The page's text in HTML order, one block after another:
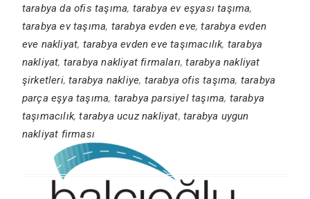
tarabya da ofis taşıma, tarabya ev eşyası taşıma,
tarabya ev taşıma, tarabya evden eve,tarabya evden
eve nakliyat, tarabya evden eve taşımacılık, tarabya
nakliyat, tarabya nakliyat firmaları,tarabya nakliyat
şirketleri,tarabya nakliye, tarabya ofis taşıma, tarabya
parça eşya taşıma, tarabya parsiyel taşıma, tarabya
taşımacılık,tarabya ucuz nakliyat, tarabya uygun
nakliyat firması